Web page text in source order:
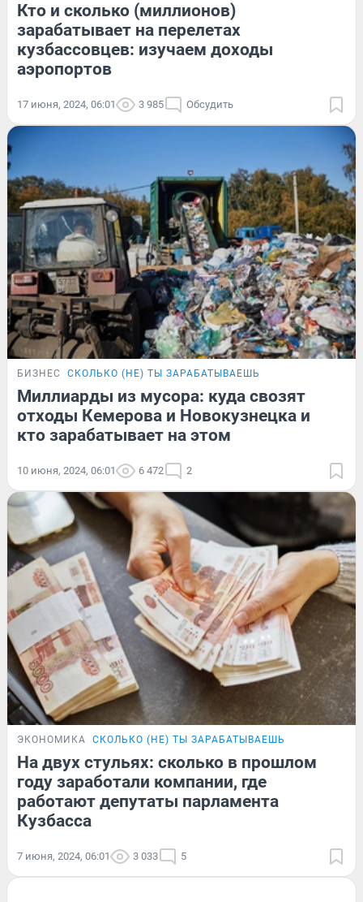
Кто и сколько (миллионов)
зарабатывает на перелетах
кузбассовцев: изучаем доходы
аэропортов
17 июня, 2024, 06:01 3 985 Обсудить
БИЗНЕС СКОЛЬКО (НЕ) ТЫ ЗАРАБАТЫВАЕШЬ
Миллиарды из мусора: куда свозят
отходы Кемерова и Новокузнецка и
кто зарабатывает на этом
10 июня, 2024, 06:01 6 472 2
ЭКОНОМИКА СКОЛЬКО (НЕ) ТЫ ЗАРАБАТЫВАЕШЬ
На двух стульях: сколько в прошлом
году заработали компании, где
работают депутаты парламента
Кузбасса
7 июня, 2024, 06:01 3 033 5